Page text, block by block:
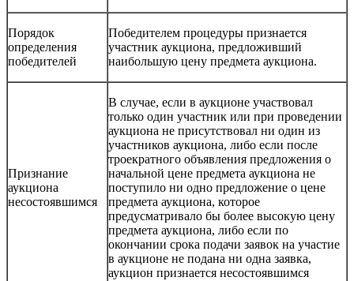
Порядок
определения
победителей
Победителем процедуры признается
участник аукциона, предложивший
наибольшую цену предмета аукциона.
Признание
аукциона
несостоявшимся
В случае, если в аукционе участвовал
только один участник или при проведении
аукциона не присутствовал ни один из
участников аукциона, либо если после
троекратного объявления предложения о
начальной цене предмета аукциона не
поступило ни одно предложение о цене
предмета аукциона, которое
предусматривало бы более высокую цену
предмета аукциона, либо если по
окончании срока подачи заявок на участие
в аукционе не подана ни одна заявка,
аукцион признается несостоявшимся